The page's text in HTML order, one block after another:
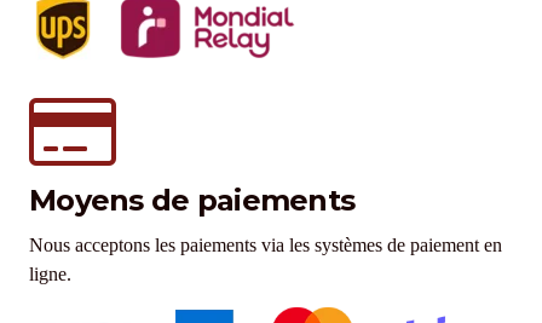
Moyens de paiements
Nous acceptons les paiements via les systèmes de paiement en
ligne.